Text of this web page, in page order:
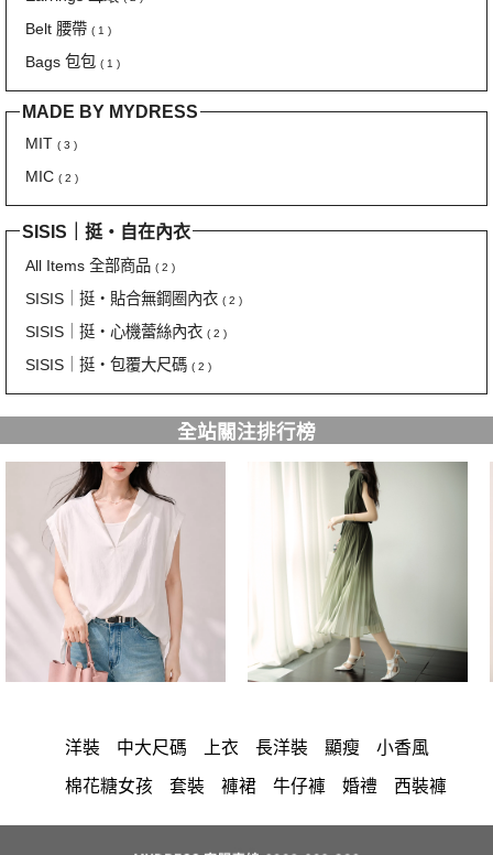
Belt 腰帶 ( 1 )
Bags 包包 ( 1 )
MADE BY MYDRESS
MIT ( 3 )
MIC ( 2 )
SISIS｜挺‧自在內衣
All Items 全部商品 ( 2 )
SISIS｜挺‧貼合無鋼圈內衣 ( 2 )
SISIS｜挺‧心機蕾絲內衣 ( 2 )
SISIS｜挺‧包覆大尺碼 ( 2 )
全站關注排行榜
洋裝 中大尺碼 上衣 長洋裝 顯瘦 小香風
棉花糖女孩 套裝 褲裙 牛仔褲 婚禮 西裝褲
長裙 雪紡 長褲 裙子 襯衫 短洋裝 寬褲 v領